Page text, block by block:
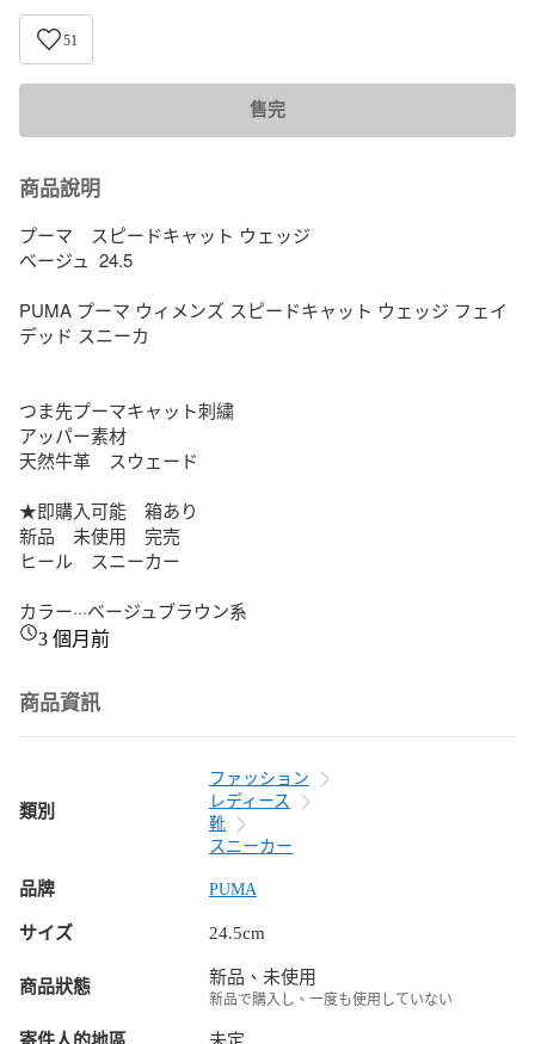
51
售完
商品說明
プーマ　スピードキャット ウェッジ
ベージュ  24.5
PUMA プーマ ウィメンズ スピードキャット ウェッジ フェイ
デッド スニーカ
つま先プーマキャット刺繍
アッパー素材
天然牛革　スウェード
★即購入可能　箱あり
新品　未使用　完売
ヒール　スニーカー
カラー···ベージュブラウン系
3 個月前
商品資訊
類別
ファッション
レディース
靴
スニーカー
品牌 PUMA
サイズ 24.5cm
商品狀態 新品、未使用
新品で購入し、一度も使用していない
寄件人的地區 未定